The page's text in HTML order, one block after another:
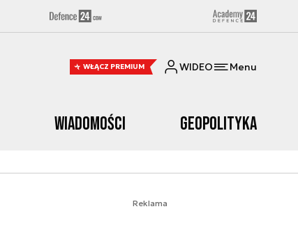
WŁĄCZ PREMIUM WIDEO Menu
Wiadomości Geopolityka
Reklama